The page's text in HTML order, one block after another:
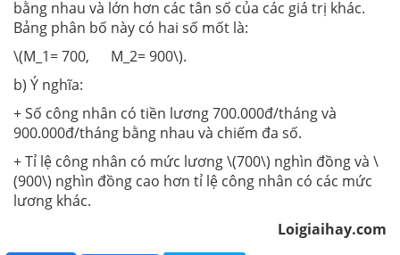
bằng nhau và lớn hơn các tân số của các giá trị khác.
Bảng phân bố này có hai số mốt là:
\(M_1= 700, M_2= 900\).
b) Ý nghĩa:
+ Số công nhân có tiền lương 700.000đ/tháng và
900.000đ/tháng bằng nhau và chiếm đa số.
+ Tỉ lệ công nhân có mức lương \(700\) nghìn đồng và \
(900\) nghìn đồng cao hơn tỉ lệ công nhân có các mức
lương khác.
Loigiaihay.com